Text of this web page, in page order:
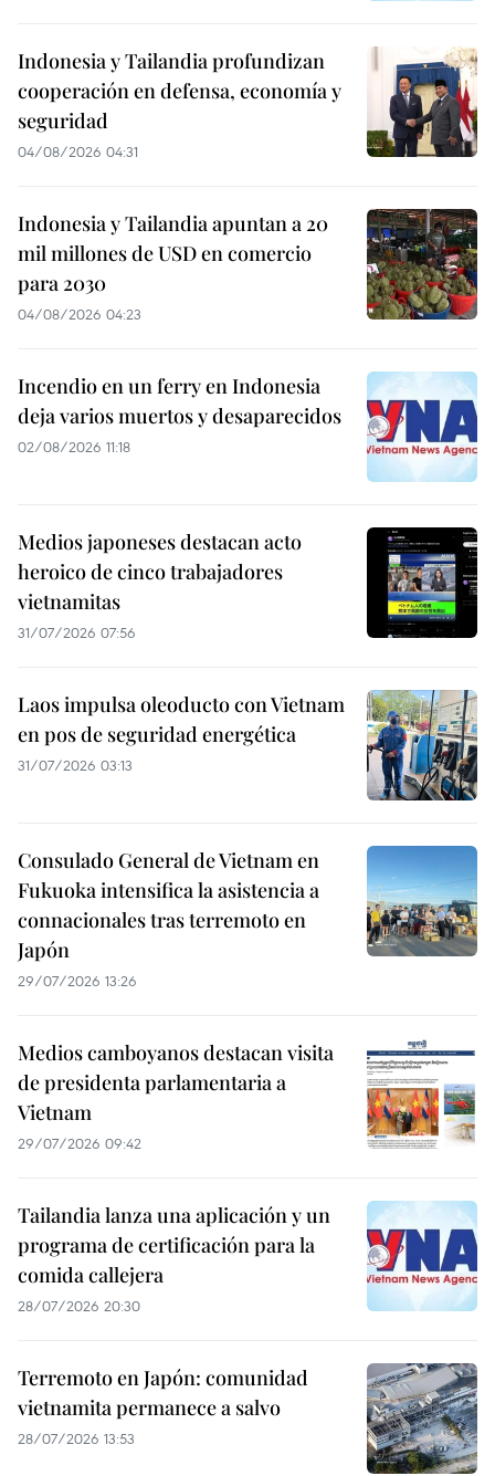
Indonesia y Tailandia profundizan
cooperación en defensa, economía y
seguridad
04/08/2026 04:31
Indonesia y Tailandia apuntan a 20
mil millones de USD en comercio
para 2030
04/08/2026 04:23
Incendio en un ferry en Indonesia
deja varios muertos y desaparecidos
02/08/2026 11:18
Medios japoneses destacan acto
heroico de cinco trabajadores
vietnamitas
31/07/2026 07:56
Laos impulsa oleoducto con Vietnam
en pos de seguridad energética
31/07/2026 03:13
Consulado General de Vietnam en
Fukuoka intensifica la asistencia a
connacionales tras terremoto en
Japón
29/07/2026 13:26
Medios camboyanos destacan visita
de presidenta parlamentaria a
Vietnam
29/07/2026 09:42
Tailandia lanza una aplicación y un
programa de certificación para la
comida callejera
28/07/2026 20:30
Terremoto en Japón: comunidad
vietnamita permanece a salvo
28/07/2026 13:53